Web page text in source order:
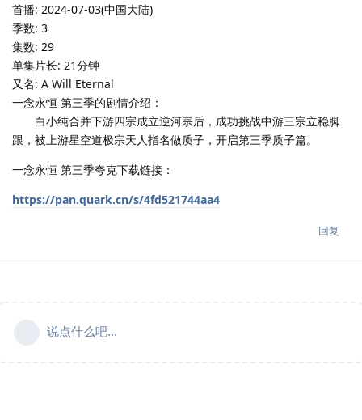
首播: 2024-07-03(中国大陆)
季数: 3
集数: 29
单集片长: 21分钟
又名: A Will Eternal
一念永恒 第三季的剧情介绍：
白小纯合并下游四宗成立逆河宗后，成功挑战中游三宗立稳脚
跟，被上游星空道极宗天人指名做质子，开启第三季质子篇。
一念永恒 第三季夸克下载链接：
https://pan.quark.cn/s/4fd521744aa4
回复
说点什么吧...